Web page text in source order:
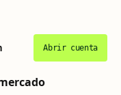
Abrir cuenta